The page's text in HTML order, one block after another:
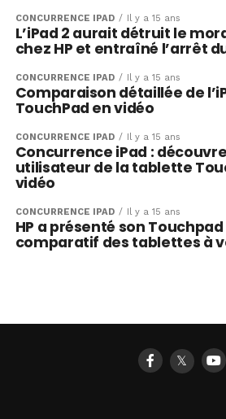
CONCURRENCE IPAD Il y a 15 ans
L’iPad 2 aurait détruit le
chez HP et entraîné l’arrêt
CONCURRENCE IPAD Il y a 15 ans
Comparaison détaillée de
TouchPad en vidéo
CONCURRENCE IPAD Il y a 15 ans
Concurrence iPad :
utilisateur de la tablette
vidéo
CONCURRENCE IPAD Il y a 15 ans
HP a présenté son
comparatif des tablettes à
𝕏